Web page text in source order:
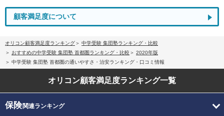
顧客満足度について
オリコン顧客満足度ランキング
中学受験 集団塾ランキング・比較
おすすめの中学受験 集団塾 首都圏ランキング・比較
2020年版
中学受験 集団塾 首都圏の通いやすさ・治安ランキング・口コミ情報
オリコン顧客満足度ランキング一覧
保険関連ランキング